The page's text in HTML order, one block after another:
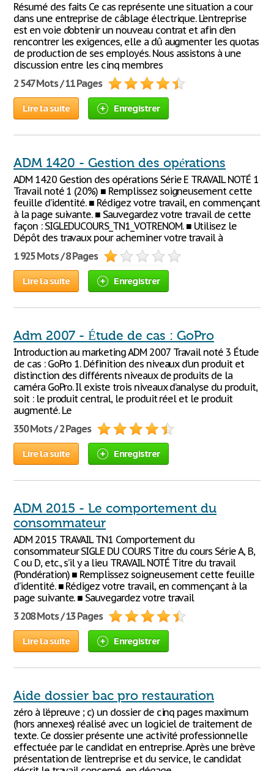
Résumé des faits Ce cas représente une situation a cour
dans une entreprise de câblage électrique. L’entreprise
est en voie d’obtenir un nouveau contrat et afin d’en
rencontrer les exigences, elle a dû augmenter les quotas
de production de ses employés. Nous assistons à une
discussion entre les cinq membres
2 547 Mots / 11 Pages
Lire la suite Enregistrer
ADM 1420 - Gestion des opérations
ADM 1420 Gestion des opérations Série E TRAVAIL NOTÉ 1
Travail noté 1 (20%) ■ Remplissez soigneusement cette
feuille d’identité. ■ Rédigez votre travail, en commençant
à la page suivante. ■ Sauvegardez votre travail de cette
façon : SIGLEDUCOURS_TN1_VOTRENOM. ■ Utilisez le
Dépôt des travaux pour acheminer votre travail à
1 925 Mots / 8 Pages
Lire la suite Enregistrer
Adm 2007 - Étude de cas : GoPro
Introduction au marketing ADM 2007 Travail noté 3 Étude
de cas : GoPro 1. Définition des niveaux d’un produit et
distinction des différents niveaux de produits de la
caméra GoPro. Il existe trois niveaux d’analyse du produit,
soit : le produit central, le produit réel et le produit
augmenté. Le
350 Mots / 2 Pages
Lire la suite Enregistrer
ADM 2015 - Le comportement du
consommateur
ADM 2015 TRAVAIL TN1 Comportement du
consommateur SIGLE DU COURS Titre du cours Série A, B,
C ou D, etc., s’il y a lieu TRAVAIL NOTÉ Titre du travail
(Pondération) ■ Remplissez soigneusement cette feuille
d’identité. ■ Rédigez votre travail, en commençant à la
page suivante. ■ Sauvegardez votre travail
3 208 Mots / 13 Pages
Lire la suite Enregistrer
Aide dossier bac pro restauration
zéro à l’épreuve ; c) un dossier de cinq pages maximum
(hors annexes) réalisé avec un logiciel de traitement de
texte. Ce dossier présente une activité professionnelle
effectuée par le candidat en entreprise. Après une brève
présentation de l’entreprise et du service, le candidat